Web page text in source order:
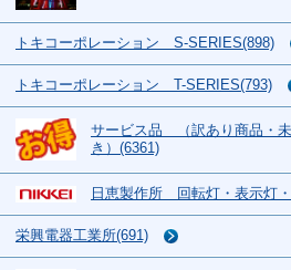
トキコーポレーション S-SERIES(898)
トキコーポレーション T-SERIES(793)
サービス品 （訳あり商品・
き）(6361)
日恵製作所 回転灯・表示灯
栄興電器工業所(691)